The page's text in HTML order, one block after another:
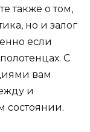
также о том,
но и залог
если
С
вам
и
состоянии.